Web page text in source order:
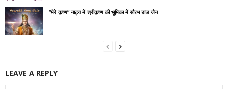
“मेरे कृष्ण” नाट्य में श्रीकृष्ण की भूमिका में सौरभ राज जैन
LEAVE A REPLY